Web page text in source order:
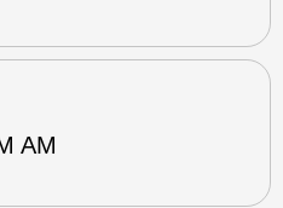
AM